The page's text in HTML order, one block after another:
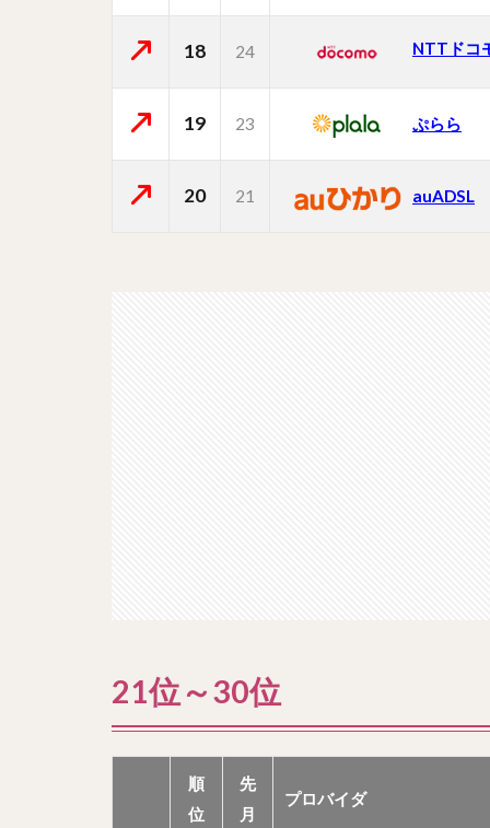
18 24 NTTドコ
19 23 ぷらら
20 21 auADSL
21位～30位
順
位
先
月
プロバイダ